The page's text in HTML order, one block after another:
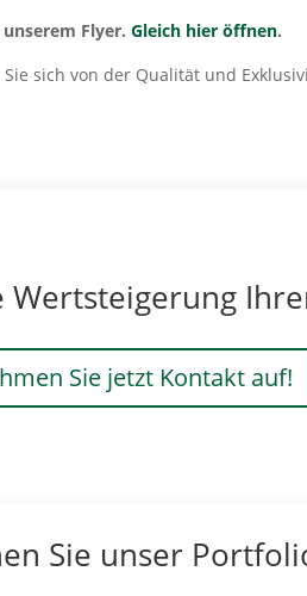
unserem Flyer.Gleich hier öffnen.
sich von der Qualität und
Wertsteigerung
Sie jetzt Kontakt auf!
Sie unser